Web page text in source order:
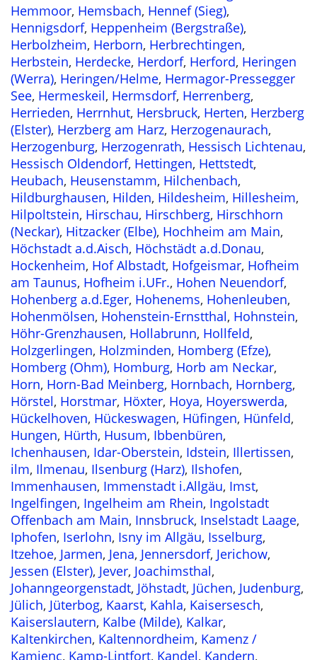
Hemmoor, Hemsbach, Hennef (Sieg),
Hennigsdorf, Heppenheim (Bergstraße),
Herbolzheim, Herborn, Herbrechtingen,
Herbstein, Herdecke, Herdorf, Herford, Heringen
(Werra), Heringen/Helme, Hermagor-Pressegger
See, Hermeskeil, Hermsdorf, Herrenberg,
Herrieden, Herrnhut, Hersbruck, Herten, Herzberg
(Elster), Herzberg am Harz, Herzogenaurach,
Herzogenburg, Herzogenrath, Hessisch Lichtenau,
Hessisch Oldendorf, Hettingen, Hettstedt,
Heubach, Heusenstamm, Hilchenbach,
Hildburghausen, Hilden, Hildesheim, Hillesheim,
Hilpoltstein, Hirschau, Hirschberg, Hirschhorn
(Neckar), Hitzacker (Elbe), Hochheim am Main,
Höchstadt a.d.Aisch, Höchstädt a.d.Donau,
Hockenheim, Hof Albstadt, Hofgeismar, Hofheim
am Taunus, Hofheim i.UFr., Hohen Neuendorf,
Hohenberg a.d.Eger, Hohenems, Hohenleuben,
Hohenmölsen, Hohenstein-Ernstthal, Hohnstein,
Höhr-Grenzhausen, Hollabrunn, Hollfeld,
Holzgerlingen, Holzminden, Homberg (Efze),
Homberg (Ohm), Homburg, Horb am Neckar,
Horn, Horn-Bad Meinberg, Hornbach, Hornberg,
Hörstel, Horstmar, Höxter, Hoya, Hoyerswerda,
Hückelhoven, Hückeswagen, Hüfingen, Hünfeld,
Hungen, Hürth, Husum, Ibbenbüren,
Ichenhausen, Idar-Oberstein, Idstein, Illertissen,
ilm, Ilmenau, Ilsenburg (Harz), Ilshofen,
Immenhausen, Immenstadt i.Allgäu, Imst,
Ingelfingen, Ingelheim am Rhein, Ingolstadt
Offenbach am Main, Innsbruck, Inselstadt Laage,
Iphofen, Iserlohn, Isny im Allgäu, Isselburg,
Itzehoe, Jarmen, Jena, Jennersdorf, Jerichow,
Jessen (Elster), Jever, Joachimsthal,
Johanngeorgenstadt, Jöhstadt, Jüchen, Judenburg,
Jülich, Jüterbog, Kaarst, Kahla, Kaisersesch,
Kaiserslautern, Kalbe (Milde), Kalkar,
Kaltenkirchen, Kaltennordheim, Kamenz /
Kamjenc, Kamp-Lintfort, Kandel, Kandern,